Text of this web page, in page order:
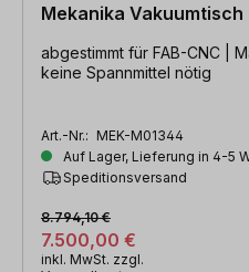
Mekanika
abgestimmt für FAB-CNC |
keine Spannmittel nötig
Art.-Nr.: MEK-M01344
Auf Lager, Lieferung in 4-5
Speditionsversand
7.500,00 €
8.794,10 €
inkl. MwSt. zzgl.